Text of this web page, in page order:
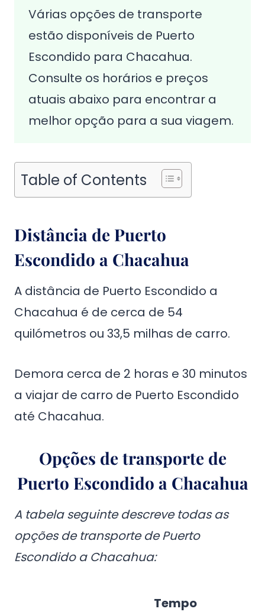
Várias opções de transporte
estão disponíveis de Puerto
Escondido para Chacahua.
Consulte os horários e preços
atuais abaixo para encontrar a
melhor opção para a sua viagem.
Table of Contents
Distância de Puerto
Escondido a Chacahua
A distância de Puerto Escondido a
Chacahua é de cerca de 54
quilómetros ou 33,5 milhas de carro.
Demora cerca de 2 horas e 30 minutos
a viajar de carro de Puerto Escondido
até Chacahua.
Opções de transporte de
Puerto Escondido a Chacahua
A tabela seguinte descreve todas as
opções de transporte de Puerto
Escondido a Chacahua:
Tempo